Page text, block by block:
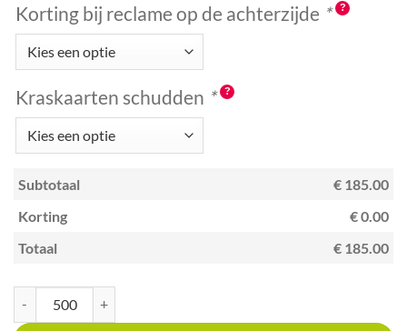
Korting bij reclame op de achterzijde *
Kraskaarten schudden *
Subtotaal
€ 185.00
Korting
€ 0.00
Totaal
€ 185.00